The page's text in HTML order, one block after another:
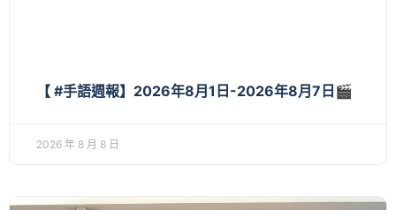
【 #手語週報】2026年8月1日-2026年8月7日🎬
2026 年 8 月 8 日